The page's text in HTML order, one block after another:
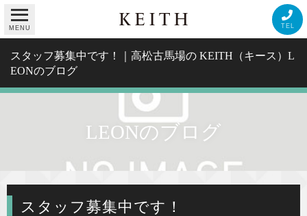
MENU TEL
スタッフ募集中です！｜高松古馬場の KEITH（キース）L
EONのブログ
LEONのブログ
スタッフ募集中です！